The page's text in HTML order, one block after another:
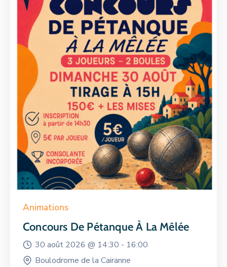
Animations
Concours De Pétanque À La Mêlée
30 août 2026 @ 14:30 - 16:00
Boulodrome de la Cairanne